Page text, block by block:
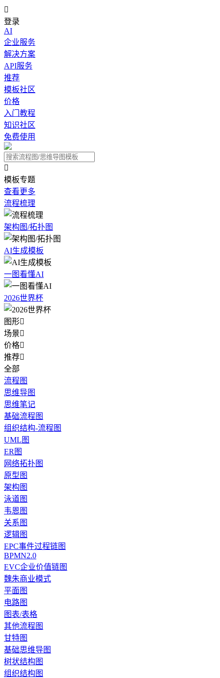

登录
AI
企业服务
解决方案
API服务
推荐
模板社区
价格
入门教程
知识社区
免费使用

模板专题
查看更多
流程梳理
架构图/拓扑图
AI生成模板
一图看懂AI
2026世界杯
图形
场景
价格
推荐
全部
流程图
思维导图
思维笔记
基础流程图
组织结构-流程图
UML图
ER图
网络拓扑图
原型图
架构图
泳道图
韦恩图
关系图
逻辑图
EPC事件过程链图
BPMN2.0
EVC企业价值链图
魏朱商业模式
平面图
电路图
图表/表格
其他流程图
甘特图
基础思维导图
树状结构图
组织结构图